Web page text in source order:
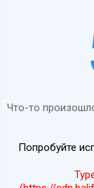
Что-то
Попробуйте